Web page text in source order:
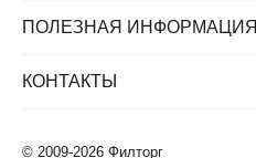
ПОЛЕЗНАЯ ИНФОРМАЦИЯ
КОНТАКТЫ
© 2009-2026 Филторг